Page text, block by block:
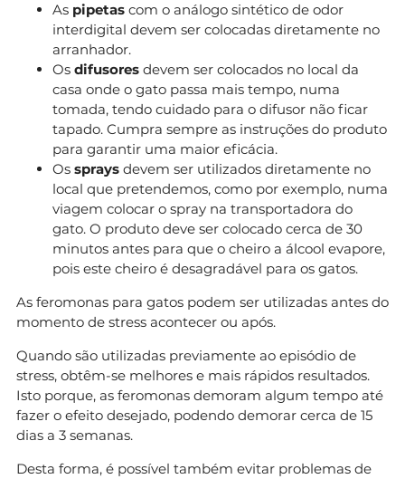
As pipetas com o análogo sintético de odor
interdigital devem ser colocadas diretamente no
arranhador.
Os difusores devem ser colocados no local da
casa onde o gato passa mais tempo, numa
tomada, tendo cuidado para o difusor não ficar
tapado. Cumpra sempre as instruções do produto
para garantir uma maior eficácia.
Os sprays devem ser utilizados diretamente no
local que pretendemos, como por exemplo, numa
viagem colocar o spray na transportadora do
gato. O produto deve ser colocado cerca de 30
minutos antes para que o cheiro a álcool evapore,
pois este cheiro é desagradável para os gatos.
As feromonas para gatos podem ser utilizadas antes do
momento de stress acontecer ou após.
Quando são utilizadas previamente ao episódio de
stress, obtêm-se melhores e mais rápidos resultados.
Isto porque, as feromonas demoram algum tempo até
fazer o efeito desejado, podendo demorar cerca de 15
dias a 3 semanas.
Desta forma, é possível também evitar problemas de